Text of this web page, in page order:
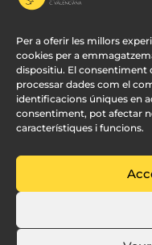
Per a oferir les millors
cookies per a
dispositiu. El consentiment
processar dades com el
identificacions úniques en
consentiment, pot afectar
característiques i funcions.
Diseño